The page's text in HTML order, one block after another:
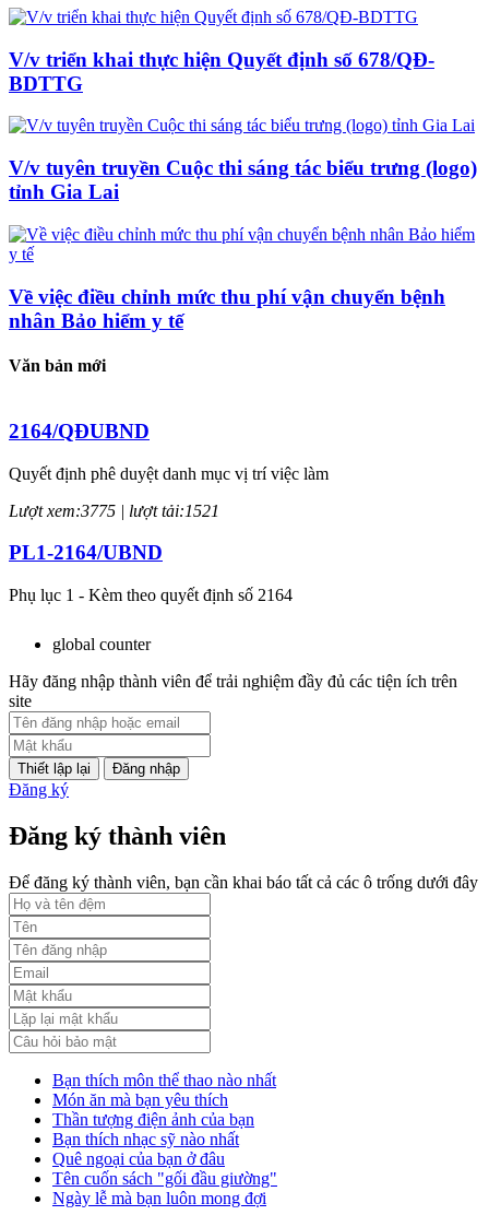
V/v triển khai thực hiện Quyết định số 678/QĐ-
BDTTG
V/v tuyên truyền Cuộc thi sáng tác biểu trưng (logo)
tỉnh Gia Lai
Về việc điều chỉnh mức thu phí vận chuyển bệnh
nhân Bảo hiểm y tế
Văn bản mới
2164/QĐUBND
Quyết định phê duyệt danh mục vị trí việc làm
Lượt xem:3775 | lượt tải:1521
PL1-2164/UBND
Phụ lục 1 - Kèm theo quyết định số 2164
PL2-2164/UBND
Phụ lục 2 - Kèm theo quyết định số 2164
Lượt xem:2000 | lượt tải:1060
PL3-2164/UBND
Phụ lục 3 - Kèm theo quyết định số 2164
Lượt xem:2012 | lượt tải:1159
52/2019/QH14
Luật sửa đổi, bổ sung một số điều của luật cán bộ, công chức. luật
công chức
Lượt xem:1787 | lượt tải:547
global counter
Hãy đăng nhập thành viên để trải nghiệm đầy đủ các tiện ích trên
site
Đăng nhập
Đăng ký
Đăng ký thành viên
Để đăng ký thành viên, bạn cần khai báo tất cả các ô trống dưới đây
Bạn thích môn thể thao nào nhất
Món ăn mà bạn yêu thích
Thần tượng điện ảnh của bạn
Bạn thích nhạc sỹ nào nhất
Quê ngoại của bạn ở đâu
Tên cuốn sách "gối đầu giường"
Ngày lễ mà bạn luôn mong đợi